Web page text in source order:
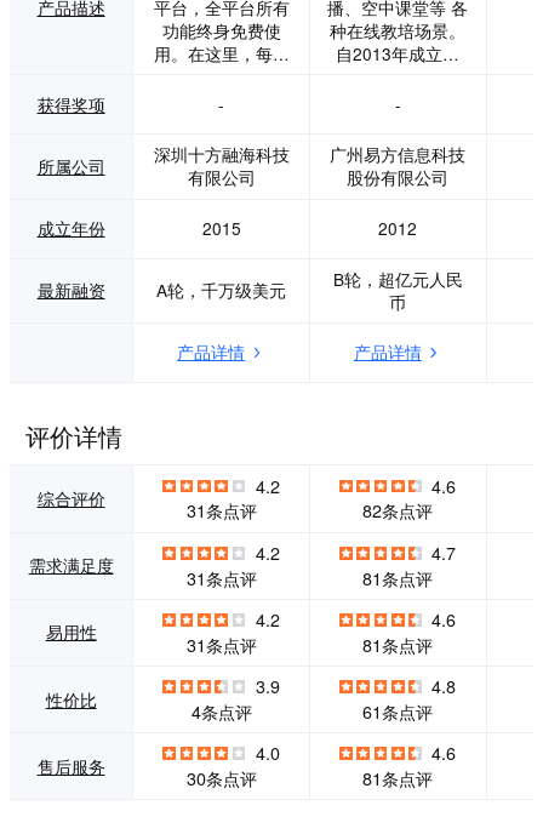
产品描述
平台，全平台所有
功能终身免费使
用。在这里，每个
课支持微信公众
号、苹果、安卓和
电脑多种方式听课
富多样，包含自我
职场提升、投资理
财、育儿教育等各
平台实现全面提
造爆款课程，与讲
师一同共赴知识盛
红利。 自2016年6
月上线以来，荔枝
人次超过3亿，服务
导师超过100万
位，已孵化出上百
名月入10万的讲
师。荔枝微课扶持
大众创新创业，为
未来创业者提供知
识变现平台
播、空中课堂等 各
种在线教培场景。
自2013年成立以
领域，为企业大学
搭建专属直播系
统。深度服务教
汽车、房地产、B2
00万场直播，连续
6年服务央视春晚直
校、中国人民银
企业及机构提供视
频直播服务，在业
台项目—建行大
学。疫情期间创下1
记录，获评“停课不
停学突出贡献奖”，
2020年被评为企业
直播服务商排行榜
第一名。
获得奖项 - -
所属公司
深圳十方融海科技
有限公司
广州易方信息科技
股份有限公司
成立年份 2015 2012
最新融资 A轮，千万级美元
B轮，超亿元人民
币
产品详情 产品详情
评价详情
综合评价
4.2
31条点评
4.6
82条点评
需求满足度
4.2
31条点评
4.7
81条点评
易用性
4.2
31条点评
4.6
81条点评
性价比
3.9
4条点评
4.8
61条点评
售后服务
4.0
30条点评
4.6
81条点评